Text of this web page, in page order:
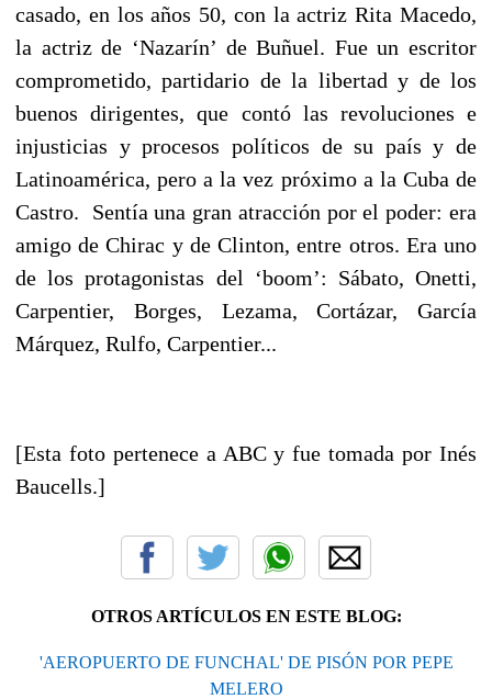
casado, en los años 50, con la actriz Rita Macedo,
la actriz de ‘Nazarín’ de Buñuel. Fue un escritor
comprometido, partidario de la libertad y de los
buenos dirigentes, que contó las revoluciones e
injusticias y procesos políticos de su país y de
Latinoamérica, pero a la vez próximo a la Cuba de
Castro. Sentía una gran atracción por el poder: era
amigo de Chirac y de Clinton, entre otros. Era uno
de los protagonistas del ‘boom’: Sábato, Onetti,
Carpentier, Borges, Lezama, Cortázar, García
Márquez, Rulfo, Carpentier...
[Esta foto pertenece a ABC y fue tomada por Inés
Baucells.]
OTROS ARTÍCULOS EN ESTE BLOG:
'AEROPUERTO DE FUNCHAL' DE PISÓN POR PEPE
MELERO